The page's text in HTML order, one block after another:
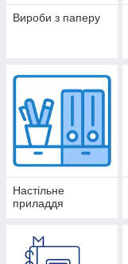
Вироби з паперу
Настільне
приладдя